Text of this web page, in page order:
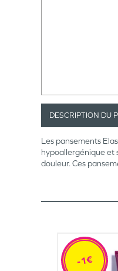
DESCRIPTION DU
Les pansements
hypoallergénique et
douleur. Ces
-1€